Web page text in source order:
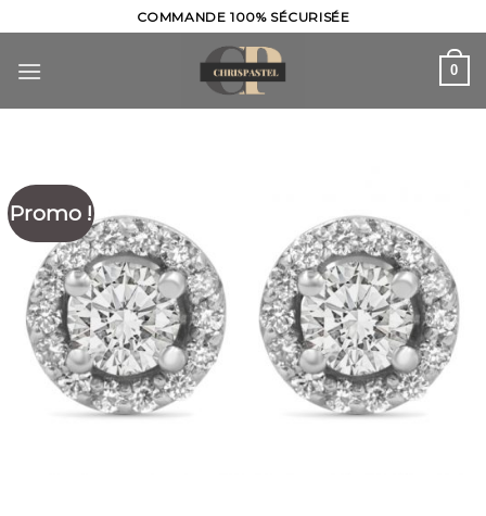
to
content
COMMANDE 100% SÉCURISÉE
0
Promo !